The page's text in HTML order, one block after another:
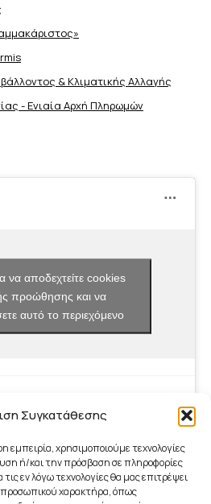
Συγκατάθεσης
εμπειρία, χρησιμοποιούμε τεχνολογίες
ή/και την πρόσβαση σε πληροφορίες
εν λόγω τεχνολογίες θα μας επιτρέψει
χαρακτήρα, όπως
& Κλιματικής Aλλαγής
- Ενιαία Αρχή Πληρωμών
να αποδεχτείτε cookies
προώθησης και να
αυτό το περιεχόμενο